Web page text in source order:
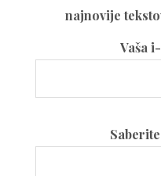
najnovije
Vaša
leave